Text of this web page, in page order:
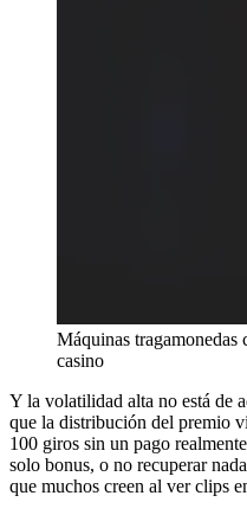
Máquinas tragamonedas
casino
Y la volatilidad alta no está de
que la distribución del premio
100 giros sin un pago
solo bonus, o no recuperar
que muchos creen al ver clips